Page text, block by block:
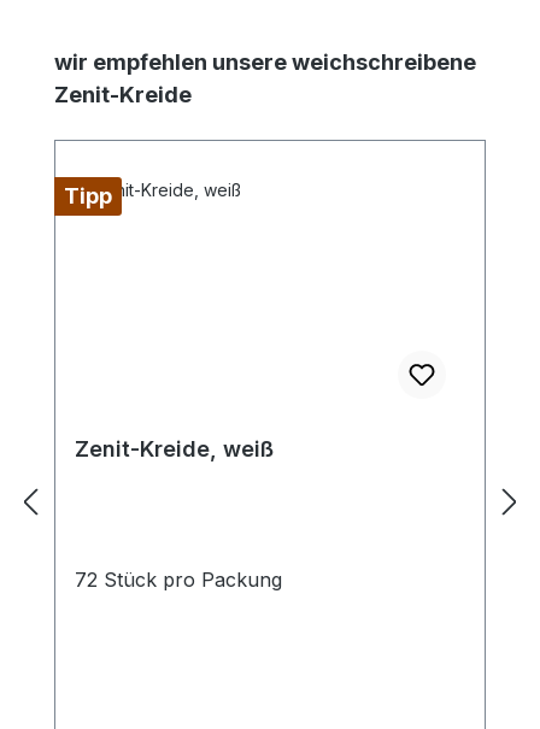
Produktgalerie überspringen
wir empfehlen unsere weichschreibene
Zenit-Kreide
Tipp
Zenit-Kreide, weiß
72 Stück pro Packung